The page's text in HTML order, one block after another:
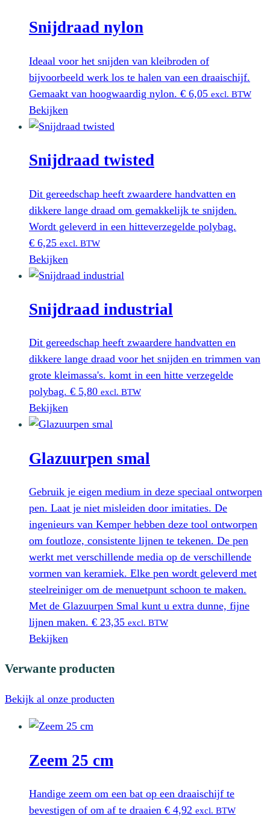
Snijdraad nylon
Ideaal voor het snijden van kleibroden of
bijvoorbeeld werk los te halen van een draaischijf.
Gemaakt van hoogwaardig nylon. € 6,05 excl. BTW
Bekijken
Snijdraad twisted
Dit gereedschap heeft zwaardere handvatten en
dikkere lange draad om gemakkelijk te snijden.
Wordt geleverd in een hitteverzegelde polybag.
€ 6,25 excl. BTW
Bekijken
Snijdraad industrial
Dit gereedschap heeft zwaardere handvatten en
dikkere lange draad voor het snijden en trimmen van
grote kleimassa's. komt in een hitte verzegelde
polybag. € 5,80 excl. BTW
Bekijken
Glazuurpen smal
Gebruik je eigen medium in deze speciaal ontworpen
pen. Laat je niet misleiden door imitaties. De
ingenieurs van Kemper hebben deze tool ontworpen
om foutloze, consistente lijnen te tekenen. De pen
werkt met verschillende media op de verschillende
vormen van keramiek. Elke pen wordt geleverd met
steelreiniger om de menuetpunt schoon te maken.
Met de Glazuurpen Smal kunt u extra dunne, fijne
lijnen maken. € 23,35 excl. BTW
Bekijken
Verwante producten
Bekijk al onze producten
Zeem 25 cm
Handige zeem om een bat op een draaischijf te
bevestigen of om af te draaien € 4,92 excl. BTW